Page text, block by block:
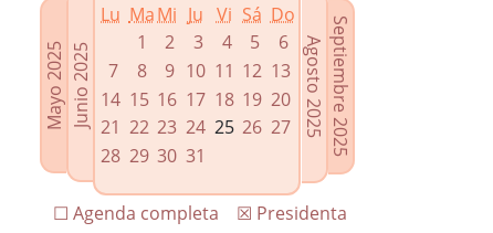
Mayo 2025Junio 2025
Lu MaMi Ju Vi Sá Do
1
2 3 4 5
6
7
8 9 10 11 12 13
14 15 16 17 18 19 20
21 22 23 24 25 26 27
28 29 30 31 Septiembre 2025
Agosto 2025
☒ Presidenta
☐ Agenda completa